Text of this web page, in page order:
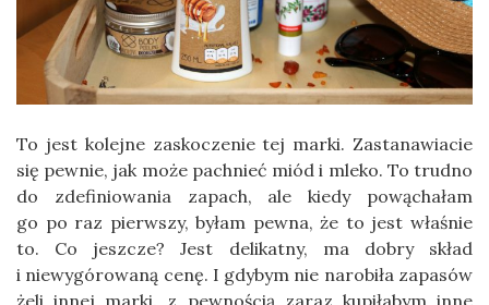
To jest kolejne zaskoczenie tej marki. Zastanawiacie
się pewnie, jak może pachnieć miód i mleko. To trudno
do zdefiniowania zapach, ale kiedy powąchałam
go po raz pierwszy, byłam pewna, że to jest właśnie
to. Co jeszcze? Jest delikatny, ma dobry skład
i niewygórowaną cenę. I gdybym nie narobiła zapasów